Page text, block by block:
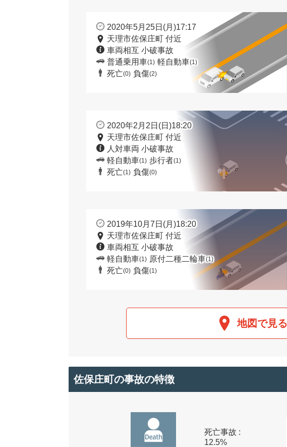
2020年5月25日(月)17:17
天理市佐保庄町 付近
車両相互 小破事故
普通乗用車(1) 軽自動車(1)
死亡(0) 負傷(2)
2020年2月2日(日)18:20
天理市佐保庄町 付近
人対車両 小破事故
軽自動車(1) 歩行者(1)
死亡(1) 負傷(0)
2019年10月7日(月)18:20
天理市佐保庄町 付近
車両相互 小破事故
軽自動車(1) 原付二種二輪車(1)
死亡(0) 負傷(1)
地図で見る
佐保庄町の事故の特徴
死亡事故 :
12.5%